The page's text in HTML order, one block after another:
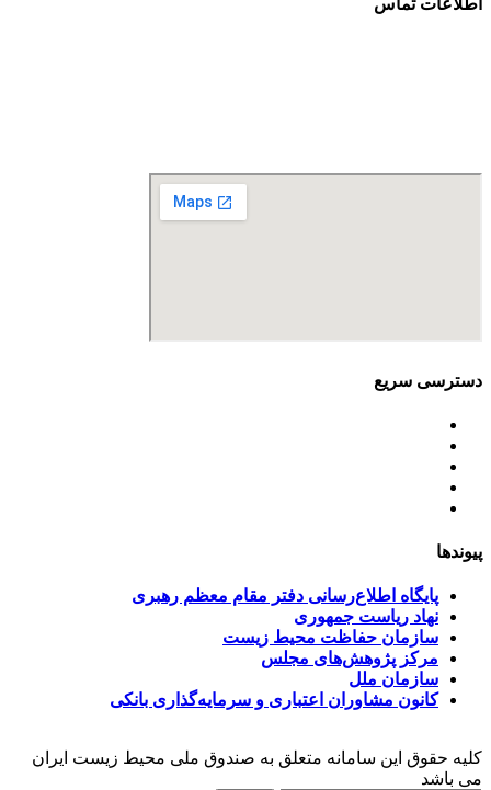
اطلاعات تماس
دسترسی سریع
پیوندها
پایگاه اطلاع‌رسانی دفتر مقام معظم رهبری
نهاد ریاست جمهوری
سازمان حفاظت محیط زیست
مرکز پژوهش‌های مجلس
سازمان ملل
کانون مشاوران اعتباری و سرمایه‌گذاری بانکی
کلیه حقوق این سامانه متعلق به صندوق ملی محیط زیست ایران
می باشد